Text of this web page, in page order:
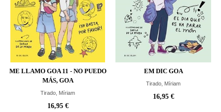
ME LLAMO GOA 11 - NO PUEDO
MÁS, GOA
Tirado, Míriam
16,95 €
EM DIC GOA
Tirado, Míriam
16,95 €